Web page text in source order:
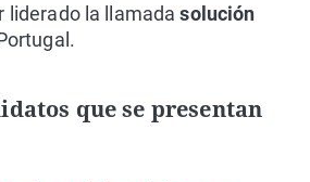
liderado la llamadasolución
que se presentan